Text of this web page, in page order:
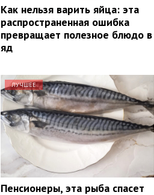
Как нельзя варить яйца: эта
распространенная ошибка
превращает полезное блюдо в
яд
ЛУЧШЕЕ
Пенсионеры, эта рыба спасет